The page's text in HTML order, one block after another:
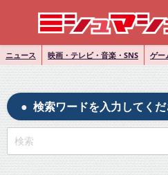
ニュース 映画・テレビ・音楽・SNS ゲー
検索ワードを入力してくだ